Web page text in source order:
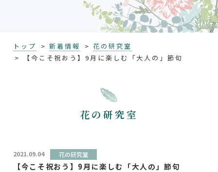
トップ 新着情報
花の研究室
【今こそ祝おう】9月に楽しむ「大人の」節句
花の研究室
2021.09.04 花の研究室
【今こそ祝おう】9月に楽しむ「大人の」節句